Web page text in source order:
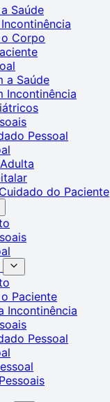
Saúde
Corpo
a Saúde
Incontinência
Pessoal
do Paciente
Paciente
Incontinência
Pessoal